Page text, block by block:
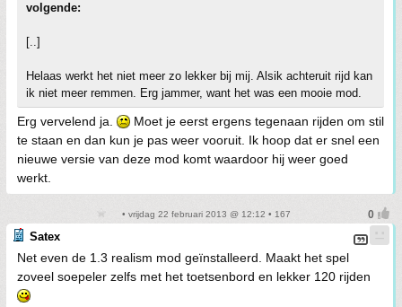
volgende:
[..]
Helaas werkt het niet meer zo lekker bij mij. Alsik achteruit rijd kan
ik niet meer remmen. Erg jammer, want het was een mooie mod.
Erg vervelend ja.
Moet je eerst ergens tegenaan rijden om stil
te staan en dan kun je pas weer vooruit. Ik hoop dat er snel een
nieuwe versie van deze mod komt waardoor hij weer goed
werkt.
• vrijdag 22 februari 2013 @ 12:12 • 167
Satex
Net even de 1.3 realism mod geïnstalleerd. Maakt het spel
zoveel soepeler zelfs met het toetsenbord en lekker 120 rijden